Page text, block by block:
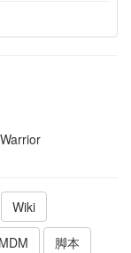
Wiki
MDM
脚本